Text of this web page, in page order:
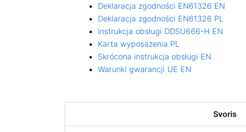
Deklaracja zgodności EN61326 EN
Deklaracja zgodności EN61326 PL
Instrukcja obsługi DDSU666-H EN
Karta wyposażenia PL
Skrócona instrukcja obsługi EN
Warunki gwarancji UE EN
Svoris